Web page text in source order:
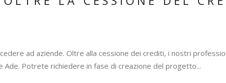
ad aziende. Oltre alla cessione dei crediti, i nostri
Potrete richiedere in fase di creazione del progetto...